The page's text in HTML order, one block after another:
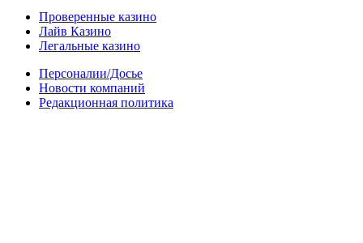
Проверенные казино
Лайв Казино
Легальные казино
Персоналии/Досье
Новости компаний
Редакционная политика